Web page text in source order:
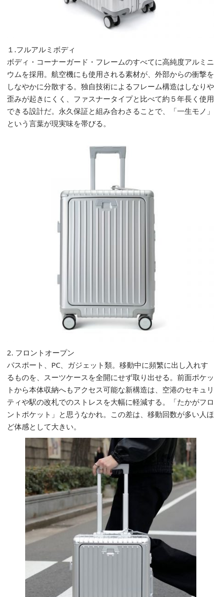
１.フルアルミボディ
ボディ・コーナーガード・フレームのすべてに高純度アルミニ
ウムを採用。航空機にも使用される素材が、外部からの衝撃を
しなやかに分散する。独自技術によるフレーム構造はしなりや
歪みが起きにくく、ファスナータイプと比べて約５年長く使用
できる設計だ。永久保証と組み合わさることで、「一生モノ」
という言葉が現実味を帯びる。
2. フロントオープン
パスポート、PC、ガジェット類。移動中に頻繁に出し入れす
るものを、スーツケースを全開にせず取り出せる。前面ポケッ
トから本体収納へもアクセス可能な新構造は、空港のセキュリ
ティや駅の改札でのストレスを大幅に軽減する。「たかがフロ
ントポケット」と思うなかれ。この差は、移動回数が多い人ほ
ど体感として大きい。